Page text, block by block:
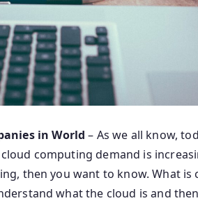
in World – As we all know,
computing demand is
then you want to know. What is
what the cloud is and